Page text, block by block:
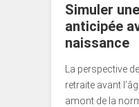
Simuler
anticipée
naissance
La perspective
retraite avant
amont de la